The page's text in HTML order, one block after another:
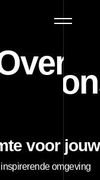
ons
voor
omgeving